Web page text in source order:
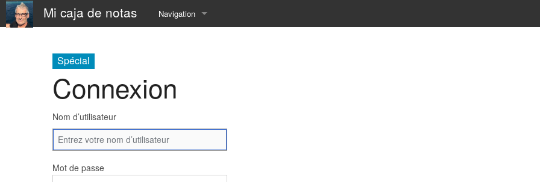
Mi caja de notas Navigation
📅 Calendar
⚓️ now
⏳ SandBox
Spécial
Connexion
Nom d’utilisateur
Mot de passe